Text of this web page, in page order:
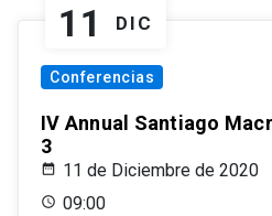
11 DIC
Conferencias
IV Annual Santiago
3
11 de Diciembre de 2020
09:00